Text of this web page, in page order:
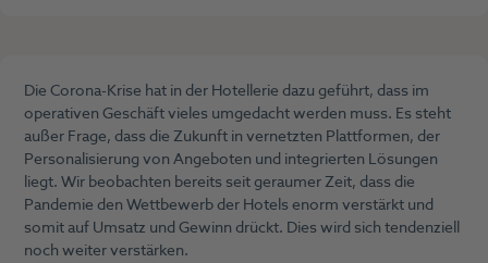
Die Corona-Krise hat in der Hotellerie dazu geführt, dass im
operativen Geschäft vieles umgedacht werden muss. Es steht
außer Frage, dass die Zukunft in vernetzten Plattformen, der
Personalisierung von Angeboten und integrierten Lösungen
liegt. Wir beobachten bereits seit geraumer Zeit, dass die
Pandemie den Wettbewerb der Hotels enorm verstärkt und
somit auf Umsatz und Gewinn drückt. Dies wird sich tendenziell
noch weiter verstärken.